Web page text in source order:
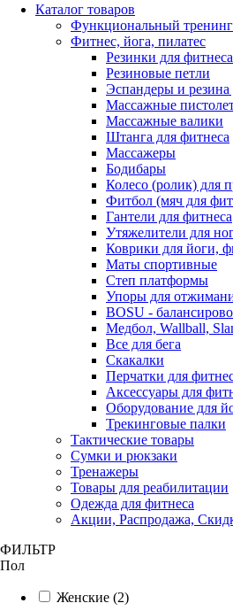
Каталог товаров
Функциональный
Фитнес, йога, пилатес
Резинки для фитнеса
Резиновые петли
Эспандеры и резина
Массажные
Массажные валики
Штанга для фитнеса
Массажеры
Бодибары
Колесо (ролик) для
Фитбол (мяч для
Гантели для фитнеса
Утяжелители для
Коврики для йоги,
Маты спортивные
Степ платформы
Упоры для
BOSU -
Медбол, Wallball,
Все для бега
Скакалки
Перчатки для
Аксессуары для
Оборудование для
Трекинговые палки
Тактические товары
Сумки и рюкзаки
Тренажеры
Товары для реабилитации
Одежда для фитнеса
Акции, Распродажа,
ФИЛЬТР
Пол
Женские (2)